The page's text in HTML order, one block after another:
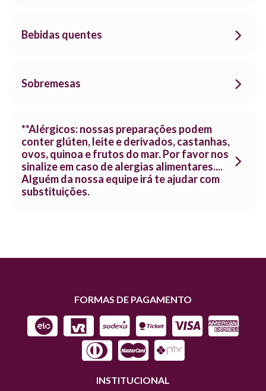
Bebidas quentes
Sobremesas
**Alérgicos: nossas preparações podem
conter glúten, leite e derivados, castanhas,
ovos, quinoa e frutos do mar. Por favor nos
sinalize em caso de alergias alimentares....
Alguém da nossa equipe irá te ajudar com
substituições.
FORMAS DE PAGAMENTO
INSTITUCIONAL